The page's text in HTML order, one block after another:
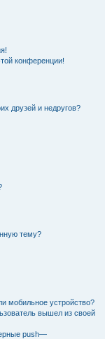
конференции!
друзей и недругов?
тему?
мобильное устройство?
вышел из своей
push—